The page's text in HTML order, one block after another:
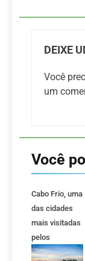
DEIXE
Você
um
Você
Cabo Frio, uma
das cidades
mais visitadas
pelos
mineiros.